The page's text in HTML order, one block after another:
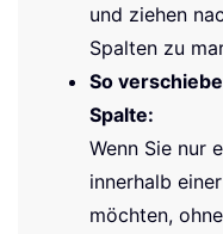
und ziehen
Spalten zu
So
Spalte:
Wenn Sie nur
innerhalb
möchten,